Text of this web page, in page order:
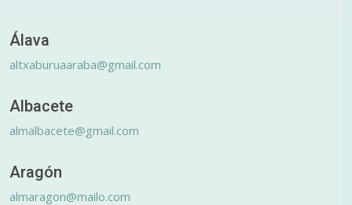
Álava
altxaburuaaraba@gmail.com
Albacete
almalbacete@gmail.com
Aragón
almaragon@mailo.com